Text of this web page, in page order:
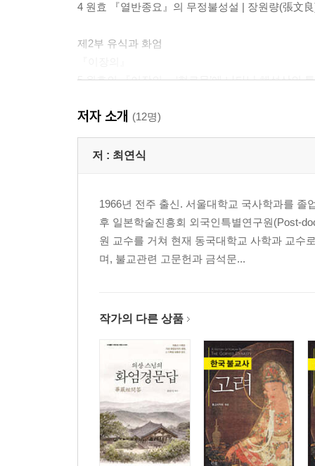
4 원효 『열반종요』의 무정불성설 | 장원량(張文
제2부 유식과 화엄
5 원효의 『이장의』 ‘현료문’에 나타난 해석상의
6 원효 『중변분별론소』의 사상사적 위상과 그
樹) … 177
『화엄경소』
제3부계율과 반야
『보살계본지범요기』
8 동아시아 보살계 사상의 전개와 원효 『보살계
광연 … 245
10 원효의 『본업경소』 중 ‘사십이위설’ | 아오잉(
11 원효 『대혜도경종요』의 기초 연구 | 오카모
제4부 호국과 정토
『금광명경소』
12 원효 『금광명경소』 집일의 현황과 그에 대한
숙 … 383
저자 소개 (12명)
저 : 최연식
1966년 전주 출신. 서울대학교 국사학과를
후 일본학술진흥회 외국인특별연구원(Post-
원 교수를 거쳐 현재 동국대학교 사학과 교수
며, 불교관련 고문헌과 금석문...
작가의 다른 상품